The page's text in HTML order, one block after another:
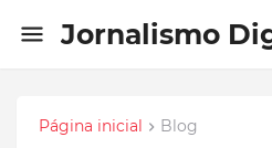
Jornalismo
Página inicial Blog